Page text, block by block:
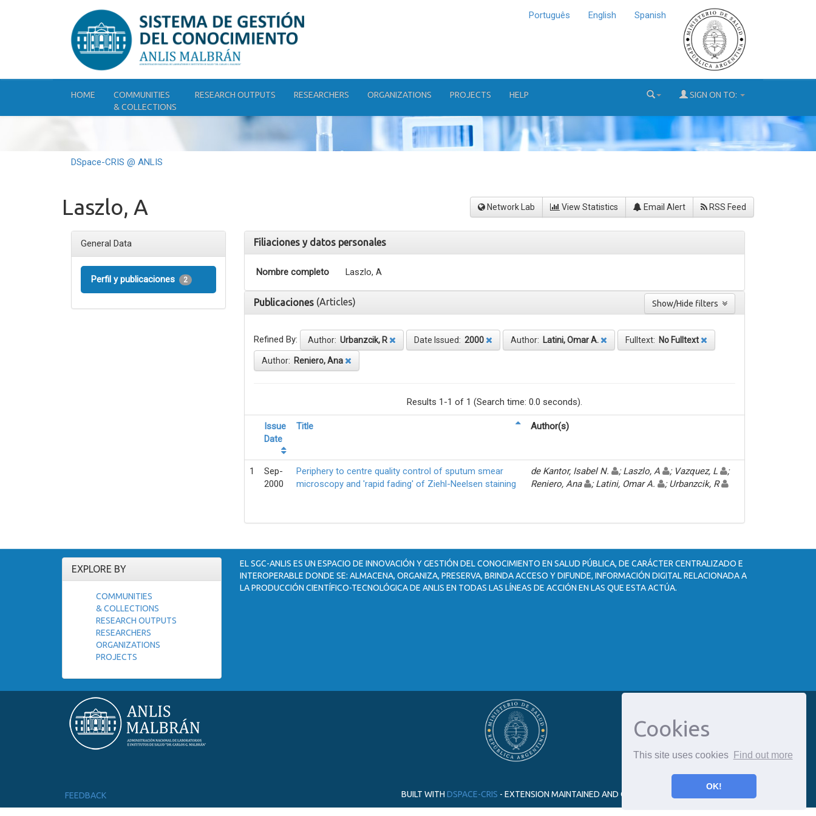
Cookies
This site uses cookies Find out more
OK!
Português English Spanish
HOME
COMMUNITIES
& COLLECTIONS
RESEARCH OUTPUTS RESEARCHERS ORGANIZATIONS PROJECTS HELP SIGN ON TO:
DSpace-CRIS @ ANLIS
Laszlo, A Network Lab View Statistics Email Alert RSS Feed
General Data
Perfil y publicaciones 2
Filiaciones y datos personales
Nombre completo Laszlo, A
Publicaciones (Articles)
Refined By: Author: Urbanzcik, R Date Issued: 2000 Author: Latini, Omar A. Fulltext: No Fulltext
Author: Reniero, Ana
Results 1-1 of 1 (Search time: 0.0 seconds).
Issue
Date
Title Author(s)
1
Sep-
2000
Periphery to centre quality control of sputum smear
microscopy and 'rapid fading' of Ziehl-Neelsen staining
de Kantor, Isabel N. ; Laszlo, A ; Vazquez, L
;
Reniero, Ana
; Latini, Omar A. ; Urbanzcik, R
EXPLORE BY
COMMUNITIES
& COLLECTIONS
RESEARCH OUTPUTS
RESEARCHERS
ORGANIZATIONS
PROJECTS
EL SGC-ANLIS ES UN ESPACIO DE INNOVACIÓN Y GESTIÓN DEL CONOCIMIENTO EN SALUD PÚBLICA, DE CARÁCTER CENTRALIZADO E
INTEROPERABLE DONDE SE: ALMACENA, ORGANIZA, PRESERVA, BRINDA ACCESO Y DIFUNDE, INFORMACIÓN DIGITAL RELACIONADA A
LA PRODUCCIÓN CIENTÍFICO-TECNOLÓGICA DE ANLIS EN TODAS LAS LÍNEAS DE ACCIÓN EN LAS QUE ESTA ACTÚA.
FEEDBACK BUILT WITH DSPACE-CRIS - EXTENSION MAINTAINED AND OPTIMIZED BY